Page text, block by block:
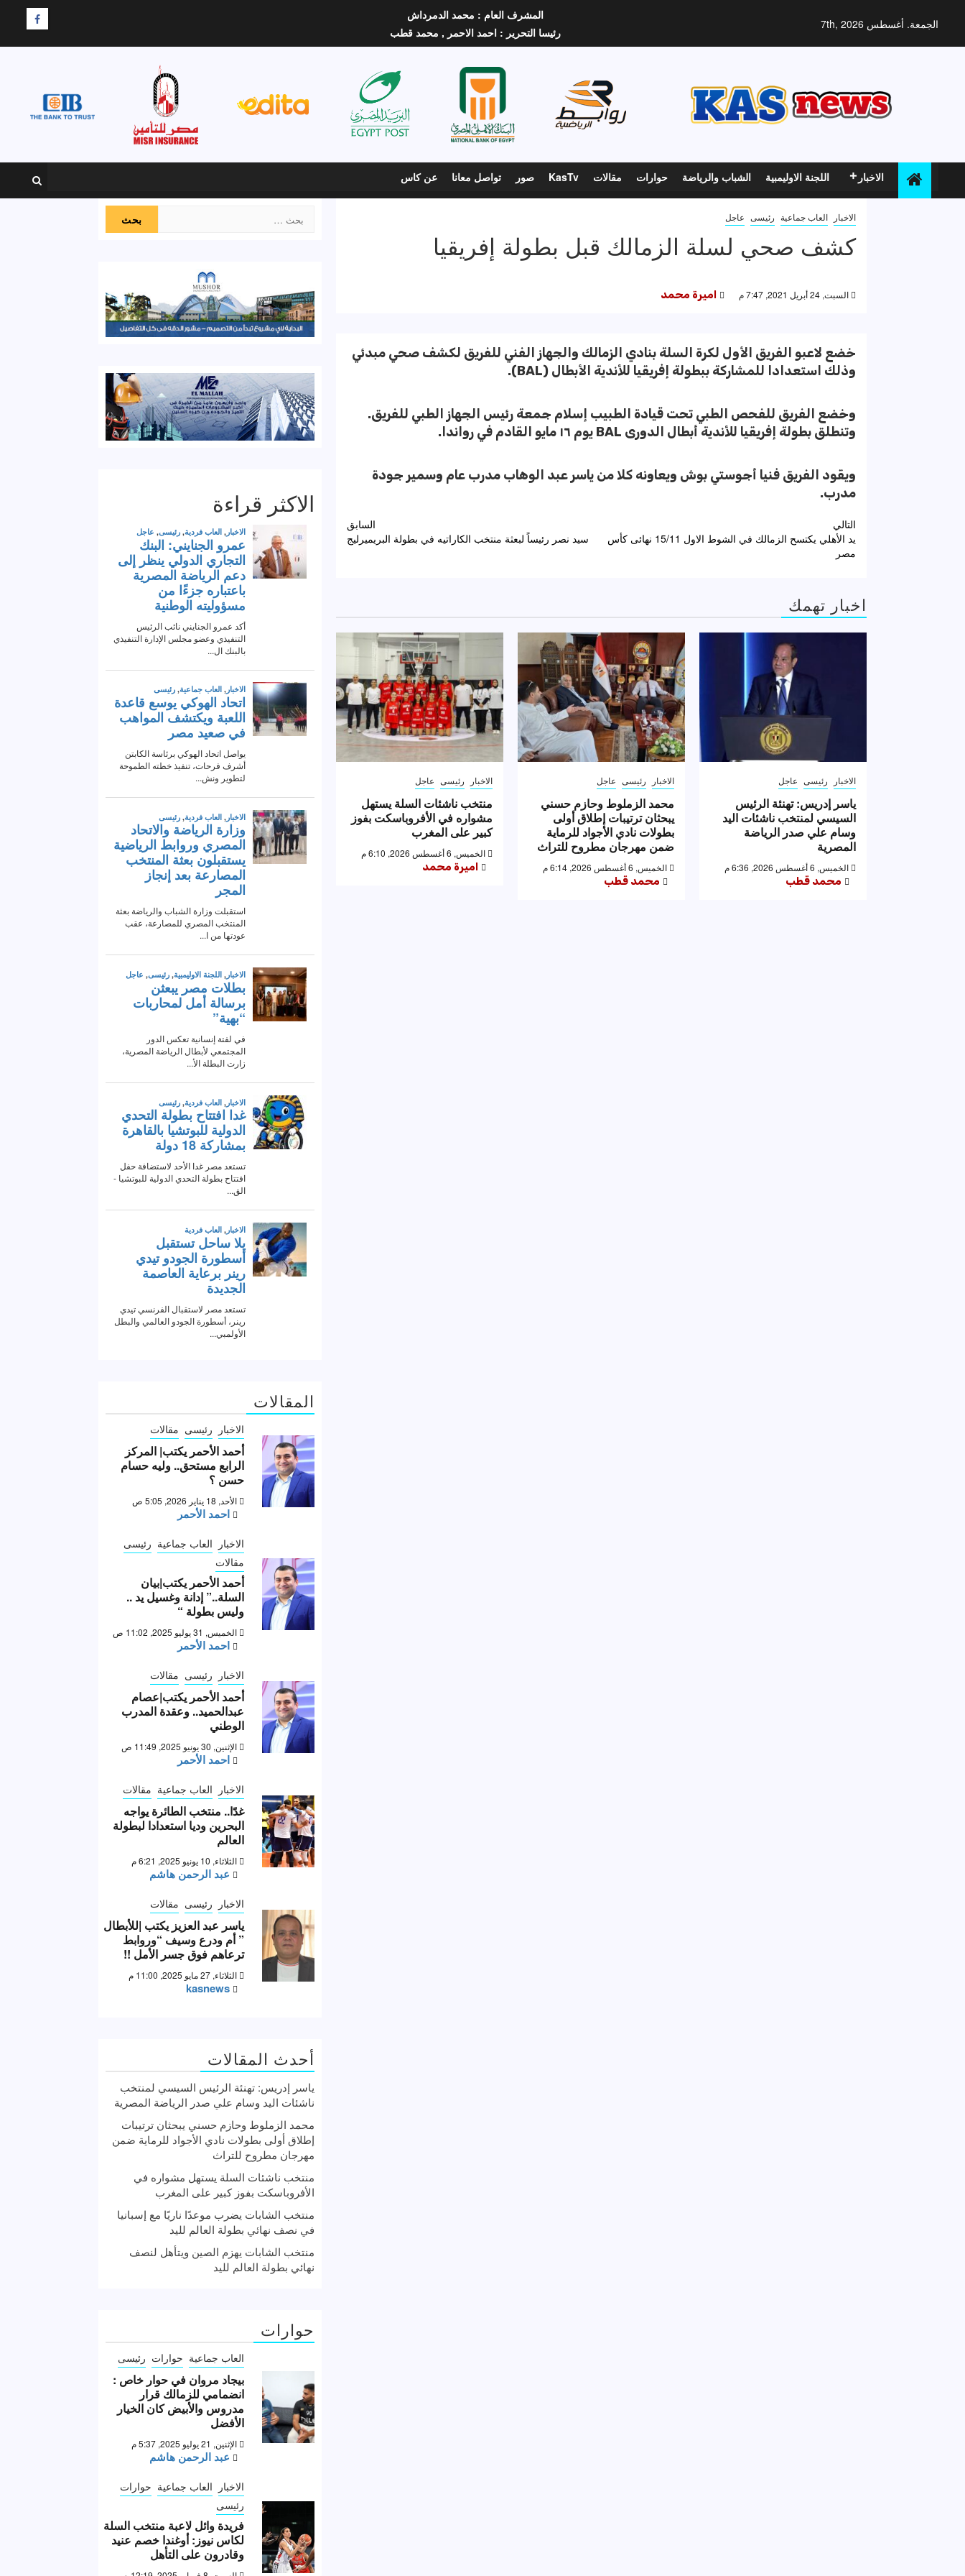
الجمعة. أغسطس 7th, 2026
المشرف العام : محمد الدمرداش
رئيسا التحرير : احمد الاحمر , محمد قطب
F
الاخبار اللجنة الاوليمبية الشباب والرياضة حوارات مقالات KasTv صور تواصل معانا عن كاس
الاخبار العاب جماعية رئيسى عاجل
كشف صحي لسلة الزمالك قبل بطولة إفريقيا
السبت, 24 أبريل 2021, 7:47 م اميرة محمد
خضع لاعبو الفريق الأول لكرة السلة بنادي الزمالك والجهاز الفني للفريق لكشف صحي مبدئي
وذلك استعدادا للمشاركة ببطولة إفريقيا للأندية الأبطال (BAL).
وخضع الفريق للفحص الطبي تحت قيادة الطبيب إسلام جمعة رئيس الجهاز الطبي للفريق.
وتنطلق بطولة إفريقيا للأندية أبطال الدورى BAL يوم ١٦ مايو القادم في رواندا.
ويقود الفريق فنيا أجوستي بوش ويعاونه كلا من ياسر عبد الوهاب مدرب عام وسمير جودة
مدرب.
تصفّح
المقالات
السابق
سيد نصر رئيساً لبعثة منتخب الكاراتيه في بطولة البريميرليج
التالي
يد الأهلي يكتسح الزمالك في الشوط الاول 15/11 نهائى كأس
مصر
اخبار تهمك
الاخبار رئيسى عاجل
ياسر إدريس: تهنئة الرئيس
السيسي لمنتخب ناشئات اليد
وسام علي صدر الرياضة
المصرية
الخميس, 6 أغسطس 2026, 6:36 م
محمد قطب
الاخبار رئيسى عاجل
محمد الزملوط وحازم حسني
يبحثان ترتيبات إطلاق أولى
بطولات نادي الأجواد للرماية
ضمن مهرجان مطروح للتراث
الخميس, 6 أغسطس 2026, 6:14 م
محمد قطب
الاخبار رئيسى عاجل
منتخب ناشئات السلة يستهل
مشواره في الأفروباسكت بفوز
كبير على المغرب
الخميس, 6 أغسطس 2026, 6:10 م
اميرة محمد
عن:
الاكثر قراءة
المقالات
الاخبار رئيسى مقالات
أحمد الأحمر يكتب| المركز
الرابع مستحق.. وليه حسام
حسن ؟
الأحد, 18 يناير 2026, 5:05 ص
احمد الأحمر
الاخبار العاب جماعية رئيسى
مقالات
أحمد الأحمر يكتب|بيان
السلة..” إدانة وغسيل يد ..
وليس بطولة “
الخميس, 31 يوليو 2025, 11:02 ص
احمد الأحمر
الاخبار رئيسى مقالات
أحمد الأحمر يكتب|عصام
عبدالحميد.. وعقدة المدرب
الوطني
الإثنين, 30 يونيو 2025, 11:49 ص
احمد الأحمر
الاخبار العاب جماعية مقالات
غدًا.. منتخب الطائرة يواجه
البحرين وديا استعدادا لبطولة
العالم
الثلاثاء, 10 يونيو 2025, 6:21 م
عبد الرحمن هاشم
الاخبار رئيسى مقالات
ياسر عبد العزيز يكتب |للأبطال
” أم ودرع وسيف “وروابط
ترعاهم فوق جسر الأمل !!
الثلاثاء, 27 مايو 2025, 11:00 م
kasnews
أحدث المقالات
ياسر إدريس: تهنئة الرئيس السيسي لمنتخب
ناشئات اليد وسام علي صدر الرياضة المصرية
محمد الزملوط وحازم حسني يبحثان ترتيبات
إطلاق أولى بطولات نادي الأجواد للرماية ضمن
مهرجان مطروح للتراث
منتخب ناشئات السلة يستهل مشواره في
الأفروباسكت بفوز كبير على المغرب
منتخب الشابات يضرب موعدًا ناريًا مع إسبانيا
في نصف نهائي بطولة العالم لليد
منتخب الشابات يهزم الصين ويتأهل لنصف
نهائي بطولة العالم لليد
حوارات
العاب جماعية حوارات رئيسى
بيجاد مروان في حوار خاص :
انضمامي للزمالك قرار
مدروس والأبيض كان الخيار
الأفضل
الإثنين, 21 يوليو 2025, 5:37 م
عبد الرحمن هاشم
الاخبار العاب جماعية حوارات
رئيسى
فريدة وائل لاعبة منتخب السلة
لكاس نيوز: أوغندا خصم عنيد
وقادرون على التأهل